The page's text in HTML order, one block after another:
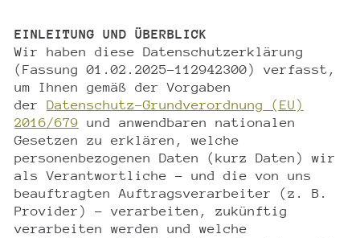
EINLEITUNG UND ÜBERBLICK
Wir haben diese Datenschutzerklärung
(Fassung 01.02.2025-112942300) verfasst,
um Ihnen gemäß der Vorgaben
der Datenschutz-Grundverordnung (EU)
2016/679 und anwendbaren nationalen
Gesetzen zu erklären, welche
personenbezogenen Daten (kurz Daten) wir
als Verantwortliche – und die von uns
beauftragten Auftragsverarbeiter (z. B.
Provider) – verarbeiten, zukünftig
verarbeiten werden und welche